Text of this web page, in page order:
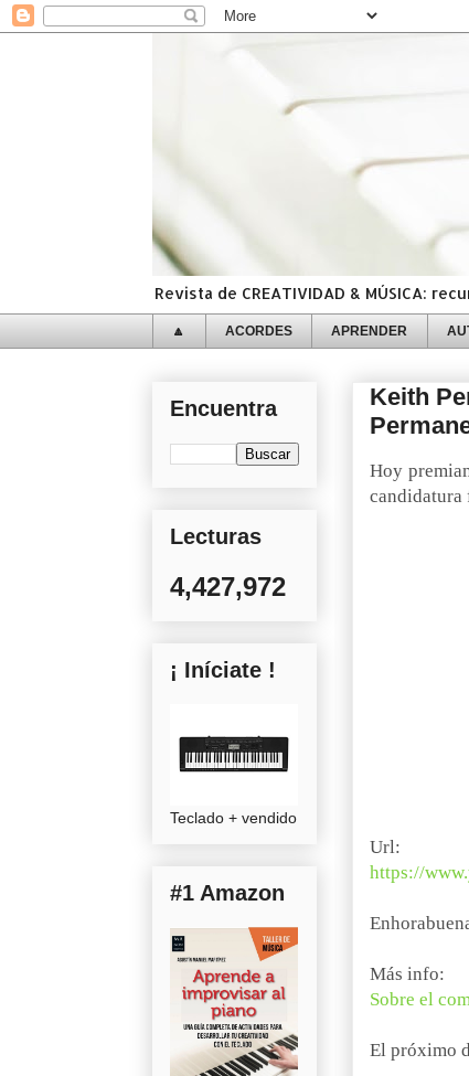
Revista de CREATIVIDAD & MÚSICA:
🔼 ACORDES APRENDER
Keith
Hoy
candidatura
Url:
https://
Más info:
Sobre el
El próximo
Encuentra
Lecturas
4,427,972
¡ Iníciate !
Teclado + vendido
#1 Amazon